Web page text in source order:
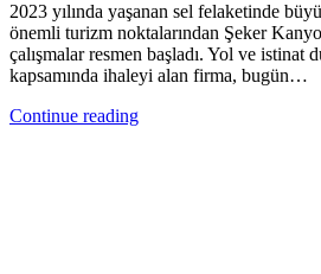
2023 yılında yaşanan sel felaketinde
önemli turizm noktalarından Şeker
çalışmalar resmen başladı. Yol ve istinat
kapsamında ihaleyi alan firma, bugün…
Continue reading